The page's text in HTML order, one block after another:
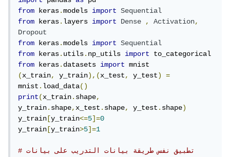
from keras.models import
Sequential
from keras.layers import Dense , Activation,
Dropout
from keras.models import
Sequential
from keras.utils.np_utils import
from keras.datasets import
(x_train, y_train),(x_test, y_test)
=
mnist.load_data()
print(x_train.shape,
y_train.shape,x_test.shape, y_test.shape)
y_train [y_train<=5]=0
y_train [y_train>5]=1
#تطبيق نفس طريقة بيانات التدريب على بيانات